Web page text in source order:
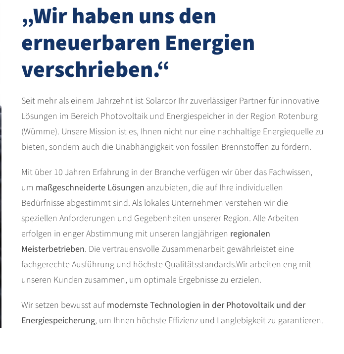
„Wir haben uns den
erneuerbaren Energien
verschrieben.“
Seit mehr als einem Jahrzehnt ist Solarcor Ihr zuverlässiger Partner für innovative
Lösungen im Bereich Photovoltaik und Energiespeicher in der Region Rotenburg
(Wümme). Unsere Mission ist es, Ihnen nicht nur eine nachhaltige Energiequelle zu
bieten, sondern auch die Unabhängigkeit von fossilen Brennstoffen zu fördern.
Mit über 10 Jahren Erfahrung in der Branche verfügen wir über das Fachwissen,
um maßgeschneiderte Lösungen anzubieten, die auf Ihre individuellen
Bedürfnisse abgestimmt sind. Als lokales Unternehmen verstehen wir die
speziellen Anforderungen und Gegebenheiten unserer Region. Alle Arbeiten
erfolgen in enger Abstimmung mit unseren langjährigen regionalen
Meisterbetrieben. Die vertrauensvolle Zusammenarbeit gewährleistet eine
fachgerechte Ausführung und höchste Qualitätsstandards.Wir arbeiten eng mit
unseren Kunden zusammen, um optimale Ergebnisse zu erzielen.
Wir setzen bewusst auf modernste Technologien in der Photovoltaik und der
Energiespeicherung, um Ihnen höchste Effizienz und Langlebigkeit zu garantieren.